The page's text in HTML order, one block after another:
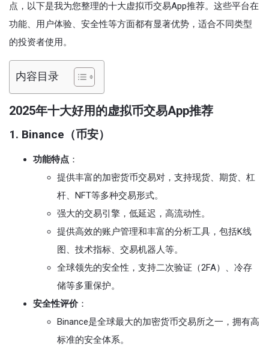
点，以下是我为您整理的十大虚拟币交易App推荐。这些平台在
功能、用户体验、安全性等方面都有显著优势，适合不同类型
的投资者使用。
内容目录
2025年十大好用的虚拟币交易App推荐
1. Binance（币安）
功能特点 ：
提供丰富的加密货币交易对，支持现货、期货、杠
杆、NFT等多种交易形式。
强大的交易引擎，低延迟，高流动性。
提供高效的账户管理和丰富的分析工具，包括K线
图、技术指标、交易机器人等。
全球领先的安全性，支持二次验证（2FA）、冷存
储等多重保护。
安全性评价 ：
Binance是全球最大的加密货币交易所之一，拥有高
标准的安全体系。